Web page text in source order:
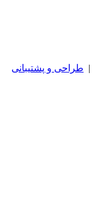
طراحی و پشتیبانی